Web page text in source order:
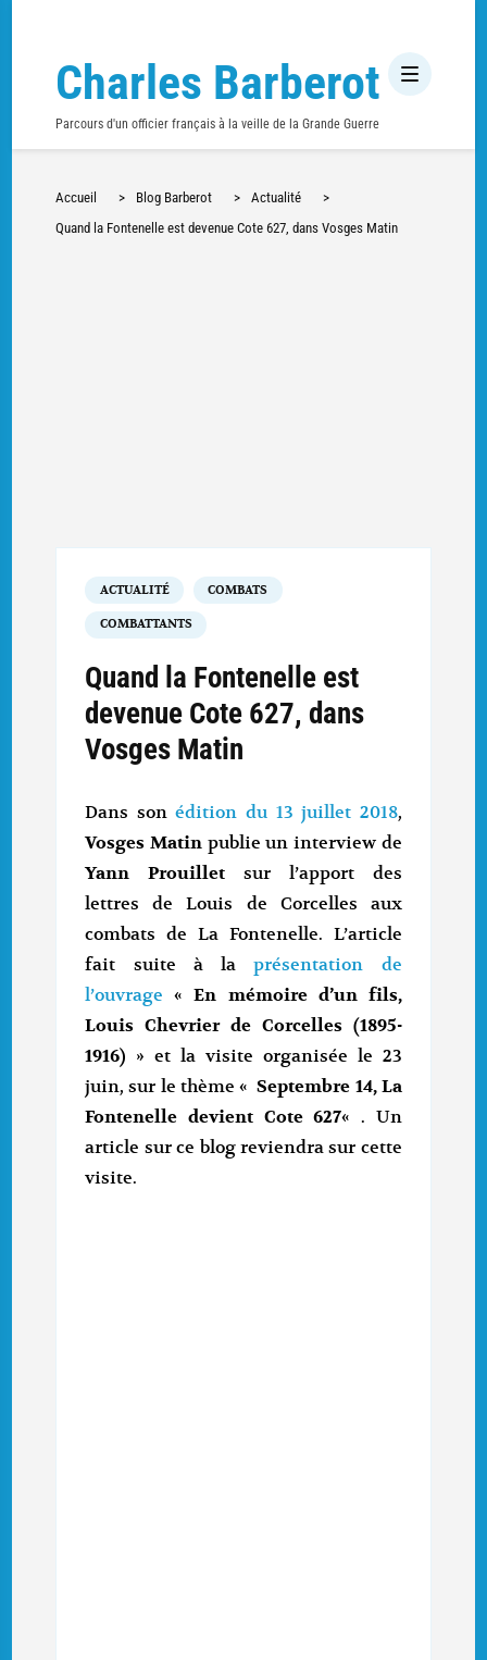
Charles Barberot
Parcours d'un officier français à la veille de la Grande Guerre
Accueil > Blog Barberot > Actualité
>
Quand la Fontenelle est devenue Cote 627, dans Vosges Matin
ACTUALITÉ COMBATS
COMBATTANTS
Quand la Fontenelle est
devenue Cote 627, dans
Vosges Matin
Dans sonédition du 13 juillet 2018,
Vosges Matin publie un interview de
Yann Prouillet sur l’apport des
lettres de Louis de Corcelles aux
combats de La Fontenelle. L’article
fait suite à laprésentation de
l’ouvrage «En mémoire d’un fils,
Louis Chevrier de Corcelles (1895-
1916) » et la visite organisée le 23
juin, sur le thème « Septembre 14, La
Fontenelle devient Cote 627« . Un
article sur ce blog reviendra sur cette
visite.